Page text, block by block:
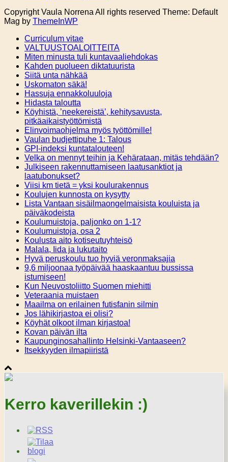
Copyright Vaula Norrena All rights reserved Theme: Default
Mag by ThemeInWP
Curriculum vitae
VALTUUSTOALOITTEITA
Miten minusta tuli kuntavaaliehdokas
Kahden puolueen diktatuurista
Siitä unta nähkää
Uskomaton säkä!
Hassuja ennakkoluuloja
Hidasta taloutta
Köyhistä, ’neekereistä’, kehitysavusta,
pitkäaikaistyöttömistä
Elinvoimaohjelma myös työttömille!
Vaulan budjettipuhe 1: Talous
GPI-indeksi kuntatalouteen!
Velka on mennyt teihin ja Kehärataan, mitäs tehdään?
Julkiseen rakennuttamiseen laatusanktiot ja
laatubonukset?
Viisi km tietä = yksi koulurakennus
Koulujen kunnosta on kysytty
Lista Vantaan sisäilmaongelmaisista kouluista ja
päiväkodeista
Koulumuistoja, paljonko on 1-1?
Koulumuistoja, osa 2
Koulusta aito kotiseutuyhteisö
Malala, Iida ja lukutaito
Hyvä peruskoulu tuo hyviä veronmaksajia
9,6 miljoonaa työpäivää haaskaantuu bussissa
istumiseen!
Kun Neuvostoliitto Suomen miehitti
Veteraania muistaen
Maailma on erilainen futisfanin silmin
Jos lähikirjastoa ei olisi?
Köyhät olkoot ilman kirjastoa!
Kovan päivän ilta
Kaupunginosahallinto Helsinki-Vantaaseen?
Itsekkyyden ilmapiiristä
Kerro kaverillekin :)